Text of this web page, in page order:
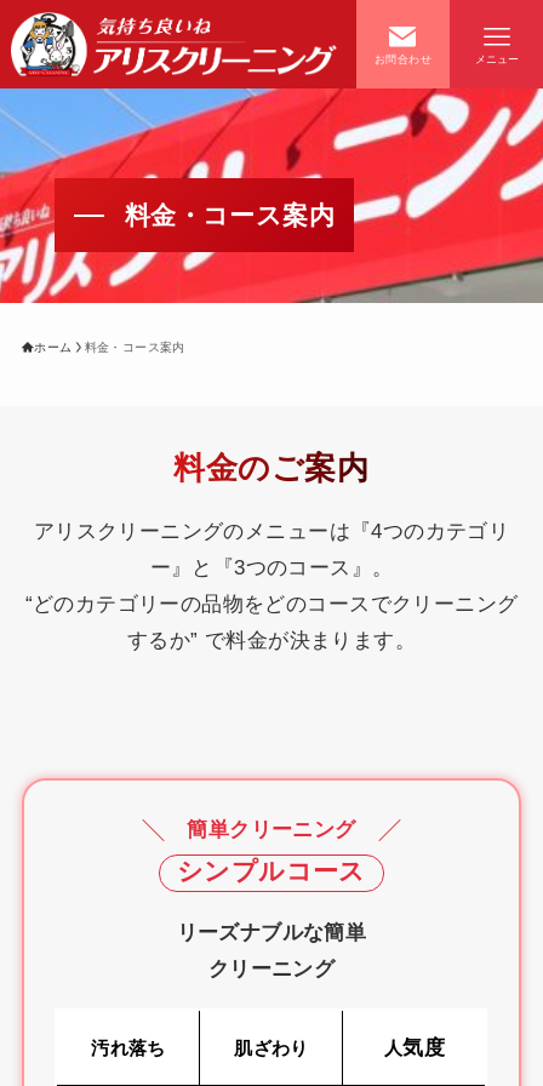
ホーム お知らせ
店舗一覧 会員案内
よくあるご質問 キャンペーン情報
お問い合わせ 採用情報
店舗情報
お問合わせ メニュー
料金・コース案内
ホーム 料金・コース案内
料金のご案内
アリスクリーニングのメニューは『4つのカテゴリ
ー』と『3つのコース』。
“どのカテゴリーの品物をどのコースでクリーニング
するか” で料金が決まります。
簡単クリーニング
シンプルコース
リーズナブルな簡単
クリーニング
汚れ落ち 肌ざわり 人気度